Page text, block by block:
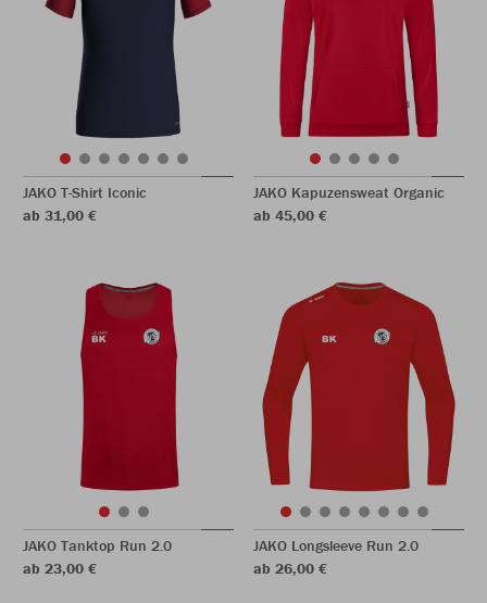
JAKO T-Shirt Iconic
ab 31,00 €
JAKO Kapuzensweat Organic
ab 45,00 €
JAKO Tanktop Run 2.0
ab 23,00 €
JAKO Longsleeve Run 2.0
ab 26,00 €